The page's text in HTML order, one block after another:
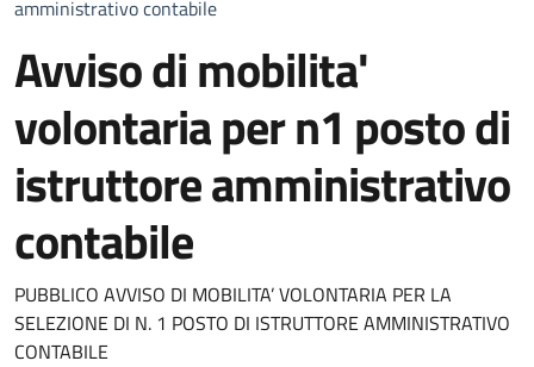
amministrativo contabile
Avviso di mobilita'
volontaria per n1 posto di
istruttore amministrativo
contabile
Dettaglio del documento
PUBBLICO AVVISO DI MOBILITA’ VOLONTARIA PER LA
SELEZIONE DI N. 1 POSTO DI ISTRUTTORE AMMINISTRATIVO
CONTABILE